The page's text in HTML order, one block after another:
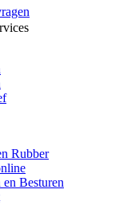
Rubber
Besturen